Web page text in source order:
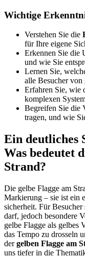
Wichtige
Verstehen Sie die
für Ihre eigene
Erkennen Sie die
und wie Sie
Lernen Sie,
alle Besucher von
Erfahren Sie, wie
komplexen
Begreifen Sie die
tragen, und wie
Ein deutliches
Was bedeutet
Strand?
Die gelbe Flagge am
Markierung – sie ist ein
sicherheit. Für Besucher
darf, jedoch besondere
gelbe Flagge als gelbes
das Tempo zu drosseln
dergelben Flagge am
uns tiefer in die